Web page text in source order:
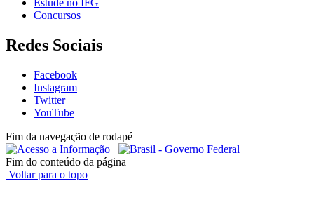
Estude no IFG
Concursos
Redes Sociais
Facebook
Instagram
Twitter
YouTube
Fim da navegação de rodapé
Fim do conteúdo da página
Voltar para o topo